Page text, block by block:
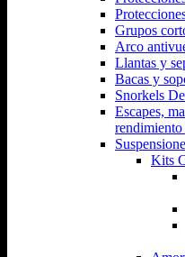
Grupos
Arco
Llantas y
Bacas y
Snorkels
Escapes,
Kits